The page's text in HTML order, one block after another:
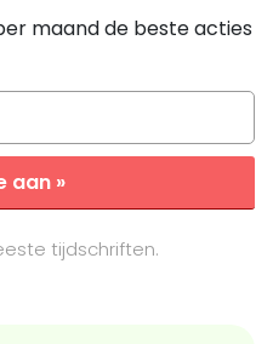
maand de beste acties
aan »
tijdschriften.